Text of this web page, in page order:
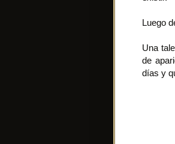
Luego
Una
de
días y